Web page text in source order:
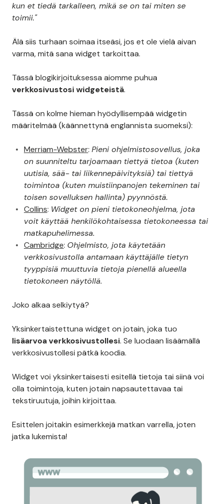
kun et tiedä tarkalleen, mikä se on tai miten se
toimii."
Älä siis turhaan soimaa itseäsi, jos et ole vielä aivan
varma, mitä sana widget tarkoittaa.
Tässä blogikirjoituksessa aiomme puhua
verkkosivustosi widgeteistä.
Tässä on kolme hieman hyödyllisempää widgetin
määritelmää (käännettynä englannista suomeksi):
Merriam-Webster: Pieni ohjelmistosovellus, joka
on suunniteltu tarjoamaan tiettyä tietoa (kuten
uutisia, sää- tai liikennepäivityksiä) tai tiettyä
toimintoa (kuten muistiinpanojen tekeminen tai
toisen sovelluksen hallinta) pyynnöstä.
Collins: Widget on pieni tietokoneohjelma, jota
voit käyttää henkilökohtaisessa tietokoneessa tai
matkapuhelimessa.
Cambridge: Ohjelmisto, jota käytetään
verkkosivustolla antamaan käyttäjälle tietyn
tyyppisiä muuttuvia tietoja pienellä alueella
tietokoneen näytöllä.
Joko alkaa selkiytyä?
Yksinkertaistettuna widget on jotain, joka tuo
lisäarvoa verkkosivustollesi. Se luodaan lisäämällä
verkkosivustollesi pätkä koodia.
Widget voi yksinkertaisesti esitellä tietoja tai siinä voi
olla toimintoja, kuten jotain napsautettavaa tai
tekstiruutuja, joihin kirjoittaa.
Esittelen joitakin esimerkkejä matkan varrella, joten
jatka lukemista!